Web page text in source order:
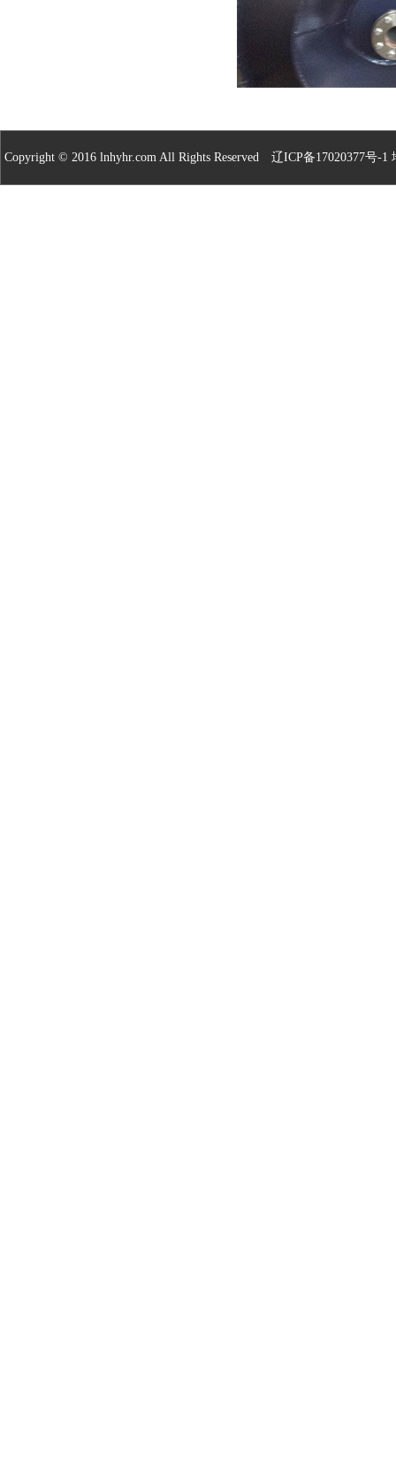
Copyright © 2016 lnhyhr.com All Rights Reserved 辽ICP备17020377号-1